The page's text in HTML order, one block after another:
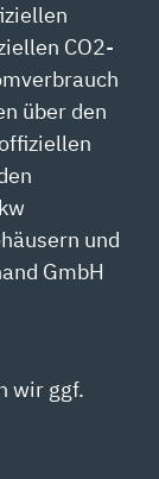
CO2-
über den
und
GmbH
wir ggf.